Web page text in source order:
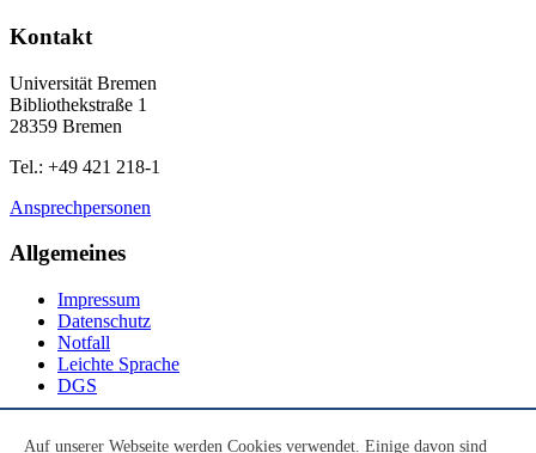
Kontakt
Universität Bremen
Bibliothekstraße 1
28359 Bremen
Tel.: +49 421 218-1
Ansprechpersonen
Allgemeines
Impressum
Datenschutz
Notfall
Leichte Sprache
DGS
Auf unserer Webseite werden Cookies verwendet. Einige davon sind